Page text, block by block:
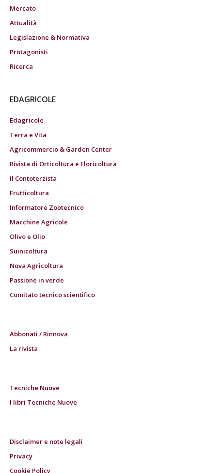
Mercato
Attualità
Legislazione & Normativa
Protagonisti
Ricerca
EDAGRICOLE
Edagricole
Terra e Vita
Agricommercio & Garden Center
Rivista di Orticoltura e Floricoltura
Il Contoterzista
Frutticoltura
Informatore Zootecnico
Macchine Agricole
Olivo e Olio
Suinicoltura
Nova Agricoltura
Passione in verde
Comitato tecnico scientifico
Abbonati / Rinnova
La rivista
Tecniche Nuove
I libri Tecniche Nuove
Disclaimer e note legali
Privacy
Cookie Policy